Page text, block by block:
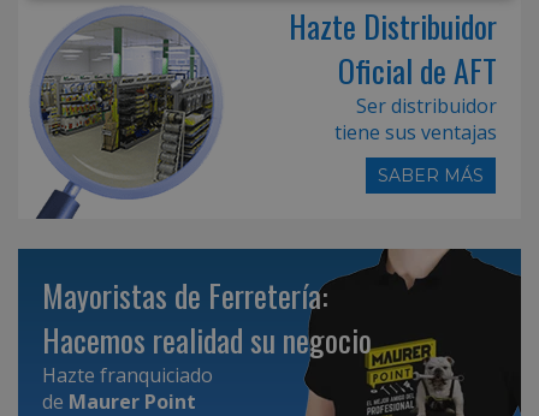
Hazte Distribuidor
Oficial de AFT
Ser distribuidor
tiene sus ventajas
SABER MÁS
Mayoristas de Ferretería:
Hacemos realidad su negocio
Hazte franquiciado
de Maurer Point